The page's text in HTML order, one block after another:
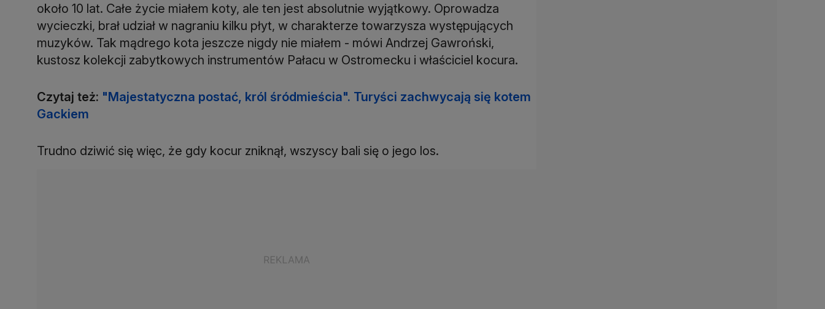
około 10 lat. Całe życie miałem koty, ale ten jest absolutnie wyjątkowy. Oprowadza
wycieczki, brał udział w nagraniu kilku płyt, w charakterze towarzysza występujących
muzyków. Tak mądrego kota jeszcze nigdy nie miałem - mówi Andrzej Gawroński,
kustosz kolekcji zabytkowych instrumentów Pałacu w Ostromecku i właściciel kocura.
Czytaj też: "Majestatyczna postać, król śródmieścia". Turyści zachwycają się kotem
Gackiem
Trudno dziwić się więc, że gdy kocur zniknął, wszyscy bali się o jego los.